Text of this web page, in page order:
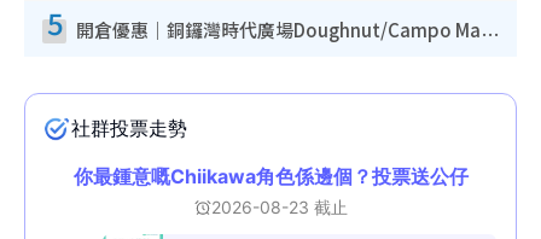
5 開倉優惠｜銅鑼灣時代廣場Doughnut/Campo Marzio開倉低至1折！背囊、書包、手袋劈價$200起